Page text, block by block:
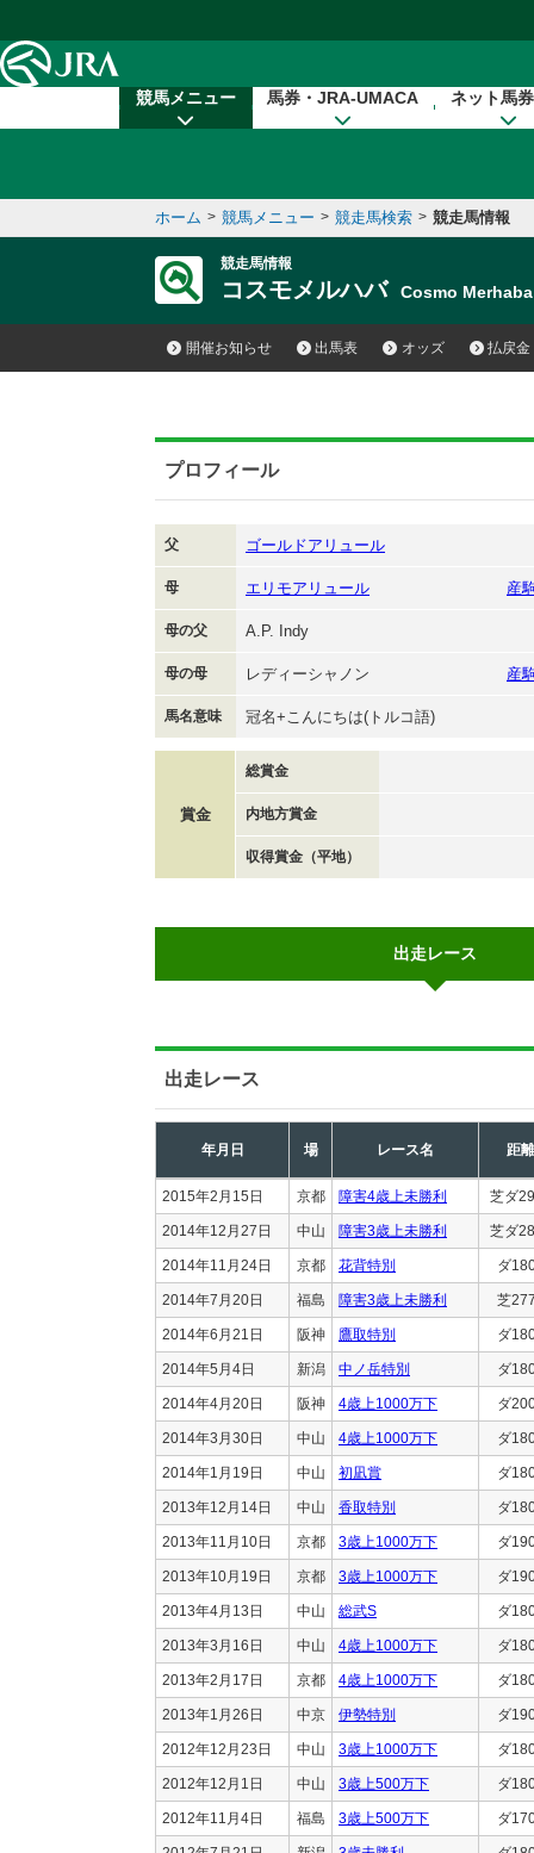
競馬メニュー 馬券・JRA-UMACA ネット馬
ホーム > 競馬メニュー > 競走馬検索 > 競走馬情報
競走馬情報
コスモメルハバ Cosmo
開催お知らせ 出馬表 オッズ 払戻金
プロフィール
父 ゴールドアリュール
母 エリモアリュール 産
母の父 A.P. Indy
母の母 レディーシャノン 産
馬名意味 冠名+こんにちは(トルコ語)
賞金
総賞金
内地方賞金
収得賞金（平地）
出走レース
出走レース
年月日 場 レース名 距離
2015年2月15日 京都 障害4歳上未勝利 芝ダ
2014年12月27日 中山 障害3歳上未勝利 芝ダ
2014年11月24日 京都 花背特別 ダ
2014年7月20日 福島 障害3歳上未勝利 芝
2014年6月21日 阪神 鷹取特別 ダ
2014年5月4日 新潟 中ノ岳特別 ダ
2014年4月20日 阪神 4歳上1000万下 ダ
2014年3月30日 中山 4歳上1000万下 ダ
2014年1月19日 中山 初凪賞 ダ
2013年12月14日 中山 香取特別 ダ
2013年11月10日 京都 3歳上1000万下 ダ
2013年10月19日 京都 3歳上1000万下 ダ
2013年4月13日 中山 総武S ダ
2013年3月16日 中山 4歳上1000万下 ダ
2013年2月17日 京都 4歳上1000万下 ダ
2013年1月26日 中京 伊勢特別 ダ
2012年12月23日 中山 3歳上1000万下 ダ
2012年12月1日 中山 3歳上500万下 ダ
2012年11月4日 福島 3歳上500万下 ダ